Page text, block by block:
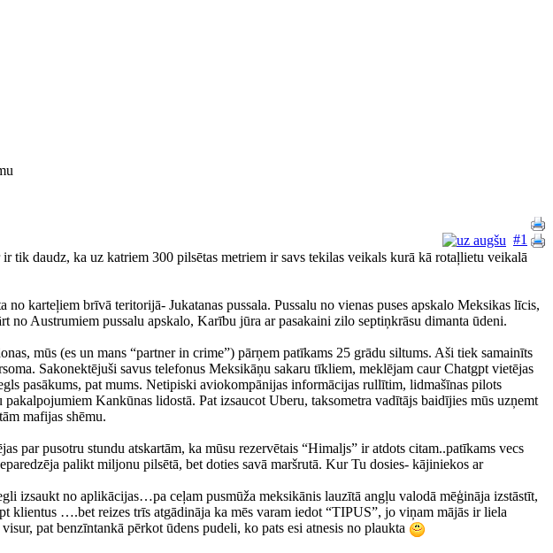
#1
daudz, ka uz katriem 300 pilsētas metriem ir savs tekilas veikals kurā kā rotaļlietu veikalā
karteļiem brīvā teritorijā- Jukatanas pussala. Pussalu no vienas puses apskalo Meksikas līcis,
Austrumiem pussalu apskalo, Karību jūra ar pasakaini zilo septiņkrāsu dimanta ūdeni.
mūs (es un mans “partner in crime”) pārņem patīkams 25 grādu siltums. Aši tiek samainīts
Sakonektējuši savus telefonus Meksikāņu sakaru tīkliem, meklējam caur Chatgpt vietējas
pasākums, pat mums. Netipiski aviokompānijas informācijas rullītim, lidmašīnas pilots
Kankūnas lidostā. Pat izsaucot Uberu, taksometra vadītājs baidījies mūs uzņemt
mafijas shēmu.
par pusotru stundu atskartām, ka mūsu rezervētais “Himaljs” ir atdots citam..patīkams vecs
palikt miljonu pilsētā, bet doties savā maršrutā. Kur Tu dosies- kājiniekos ar
izsaukt no aplikācijas…pa ceļam pusmūža meksikānis lauzītā angļu valodā mēģināja izstāstīt,
….bet reizes trīs atgādināja ka mēs varam iedot “TIPUS”, jo viņam mājās ir liela
pat benzīntankā pērkot ūdens pudeli, ko pats esi atnesis no plaukta